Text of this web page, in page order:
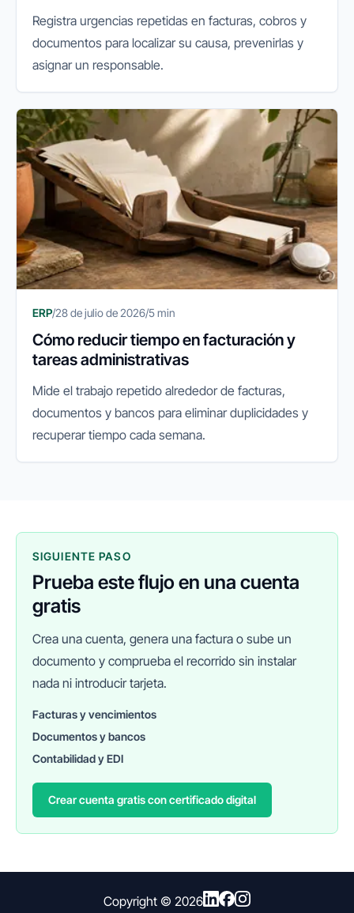
Registra urgencias repetidas en facturas, cobros y
documentos para localizar su causa, prevenirlas y
asignar un responsable.
ERP/28 de julio de 2026/5 min
Cómo reducir tiempo en facturación y
tareas administrativas
Mide el trabajo repetido alrededor de facturas,
documentos y bancos para eliminar duplicidades y
recuperar tiempo cada semana.
SIGUIENTE PASO
Prueba este flujo en una cuenta
gratis
Crea una cuenta, genera una factura o sube un
documento y comprueba el recorrido sin instalar
nada ni introducir tarjeta.
Facturas y vencimientos
Documentos y bancos
Contabilidad y EDI
Crear cuenta gratis con certificado digital
Copyright © 2026
FINANEDI
Hablemos ahora
Pedir información sobre FinanEDI